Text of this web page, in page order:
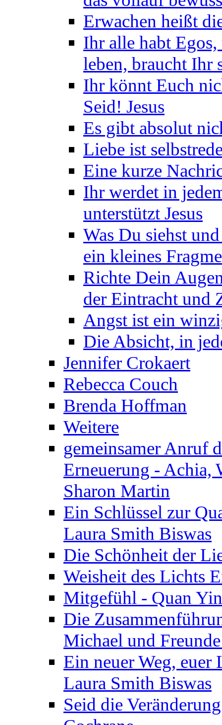
Erwachen heißt
Ihr alle habt
leben, braucht Ihr
Ihr könnt Euch
Seid! Jesus
Es gibt absolut
Liebe ist
Eine kurze
Ihr werdet in
unterstützt Jesus
Was Du siehst
ein kleines
Richte Dein
der Eintracht und
Angst ist ein
Die Absicht, in
Jennifer Crokaert
Rebecca Couch
Brenda Hoffman
Weitere
gemeinsamer Anruf
Erneuerung - Achia,
Sharon Martin
Ein Schlüssel zur
Laura Smith Biswas
Die Schönheit der
Weisheit des Lichts
Mitgefühl - Quan
Die
Michael und
Ein neuer Weg, euer
Laura Smith Biswas
Seid die